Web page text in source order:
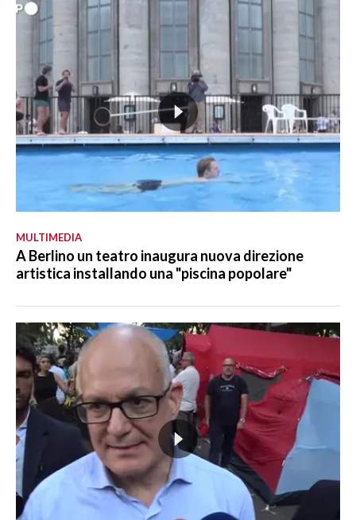
MULTIMEDIA
A Berlino un teatro inaugura nuova direzione
artistica installando una "piscina popolare"